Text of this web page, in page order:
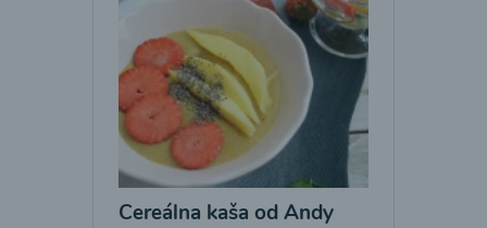
Cereálna kaša od Andy